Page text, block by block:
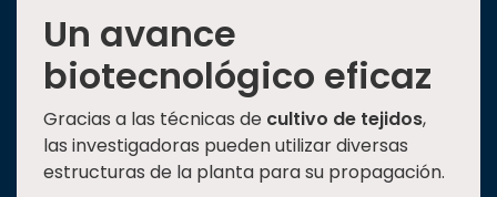
Un avance
biotecnológico eficaz
Gracias a las técnicas de cultivo de tejidos,
las investigadoras pueden utilizar diversas
estructuras de la planta para su propagación.